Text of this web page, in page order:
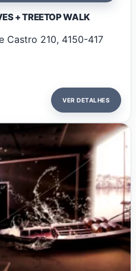
+ TREETOP WALK
Castro 210, 4150-417
VER DETALHES